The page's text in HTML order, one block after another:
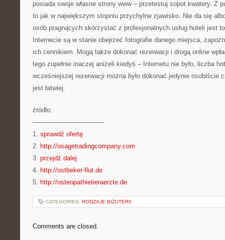
posiada swoje własne strony www – przetestuj sopot kwatery. Z
to jak w największym stopniu przychylne zjawisko. Nie da się
osób pragnących skorzystać z profesjonalnych usług hoteli jest
Internecie są w stanie obejrzeć fotografie danego miejsca,
ich cennikiem. Mogą także dokonać rezerwacji i drogą online
tego zupełnie inaczej aniżeli kiedyś – Internetu nie było, liczba
wcześniejszej rezerwacji można było dokonać jedynie osobiście
jest łatwiej.
źródło:
———————————
1. sprawdź ofertę
2. http://osagetradingcompany.com
3. przejdź dalej
4. http://ostbeker-flut.de
5. http://osteopathietieraerzte.de
CATEGORIES: RODZAJE BIŻUTERII
Comments are closed.